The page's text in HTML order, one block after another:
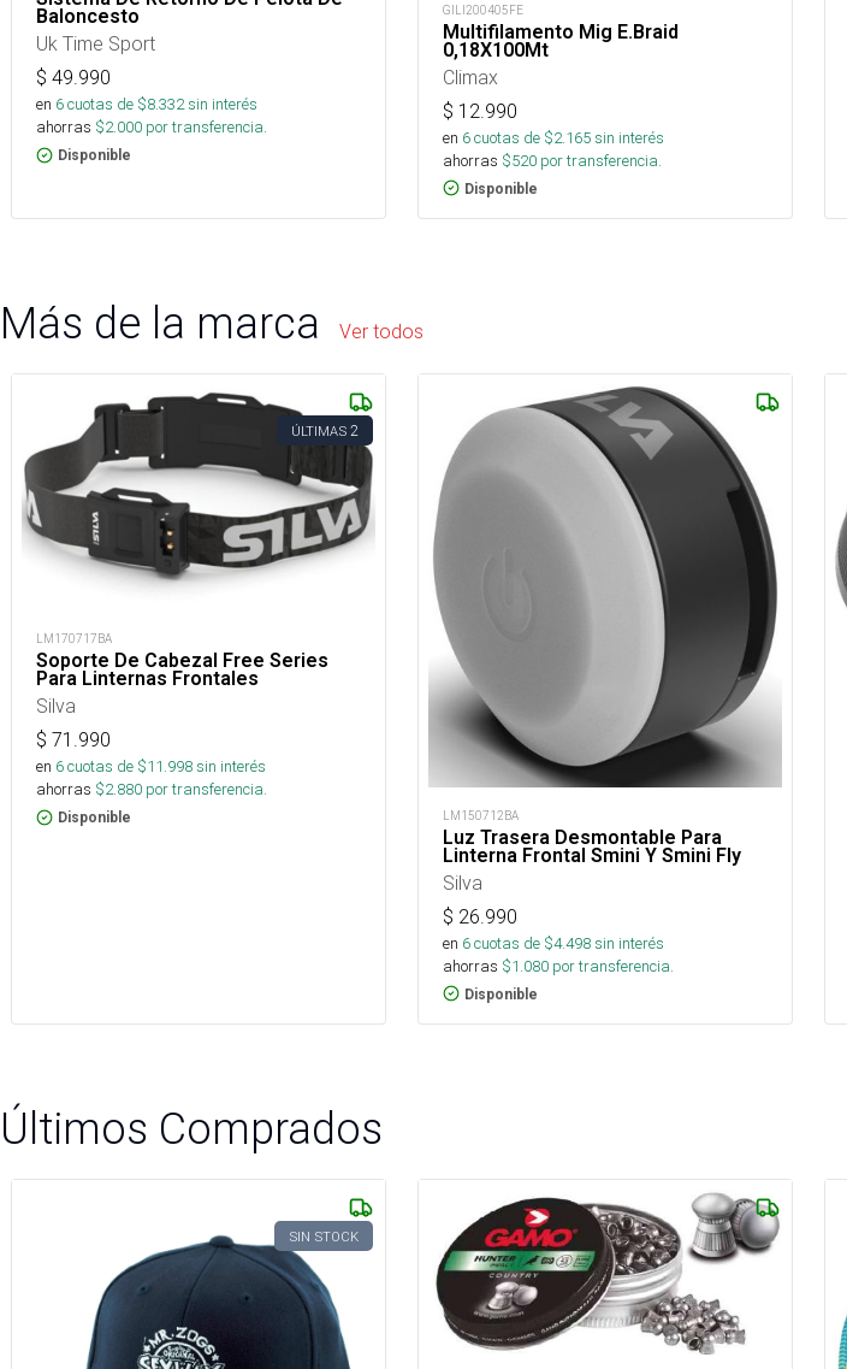
Baloncesto
Uk Time Sport
$ 49.990
en 6cuotas de $8.332sin interés
ahorras $2.000 por transferencia.
Disponible
GILI200405FE
Multifilamento Mig E.Braid
0,18X100Mt
Climax
$ 12.990
en 6cuotas de $2.165sin interés
ahorras $520 por transferencia.
Disponible
Más de la marca Ver todos
ÚLTIMAS 2
LM170717BA
Soporte De Cabezal Free Series
Para Linternas Frontales
Silva
$ 71.990
en 6cuotas de $11.998sin interés
ahorras $2.880 por transferencia.
Disponible LM150712BA
Luz Trasera Desmontable Para
Linterna Frontal Smini Y Smini Fly
Silva
$ 26.990
en 6cuotas de $4.498sin interés
ahorras $1.080 por transferencia.
Disponible
Últimos Comprados
SIN STOCK